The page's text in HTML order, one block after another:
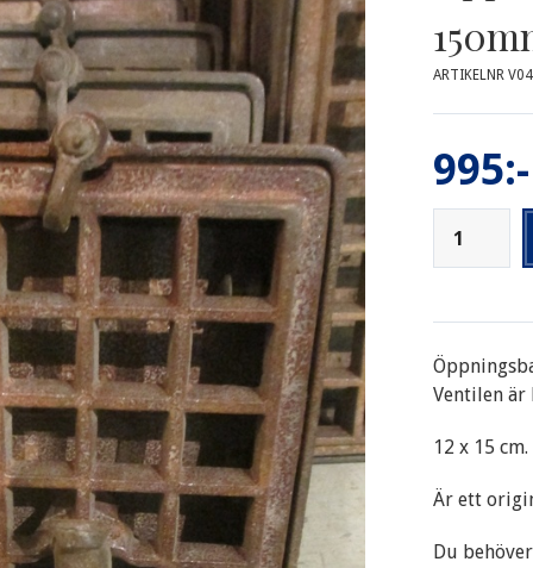
ARTIKELNR
995:-
Ventilen är
12 x 15 cm.
Är ett
Du